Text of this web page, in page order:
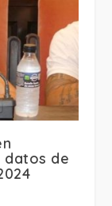
datos de